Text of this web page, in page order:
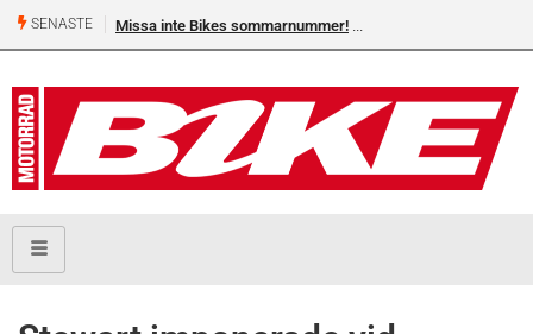
SENASTE Missa inte Bikes sommarnummer!